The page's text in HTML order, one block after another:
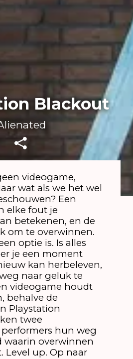
Blackout
videogame,
wat als we het wel
Een
elke fout je
betekenen, en de
om te overwinnen.
optie is. Is alles
je een moment
kan herbeleven,
naar geluk te
videogame houdt
behalve de
Playstation
twee
hun weg
waarin overwinnen
Level up. Op naar